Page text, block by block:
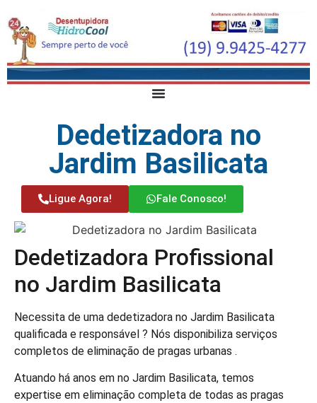
Dedetizadora no
Jardim Basilicata
Ligue Agora! Fale Conosco!
Dedetizadora Profissional
no Jardim Basilicata
Necessita de uma dedetizadora no Jardim Basilicata
qualificada e responsável ? Nós disponibiliza serviços
completos de eliminação de pragas urbanas .
Atuando há anos em no Jardim Basilicata, temos
expertise em eliminação completa de todas as pragas